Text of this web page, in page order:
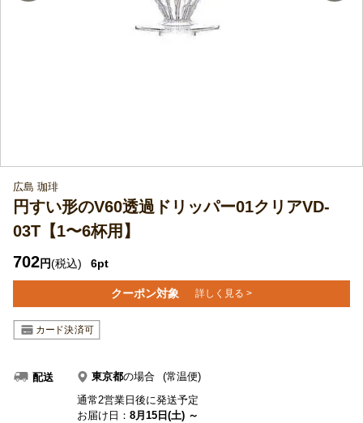
広島 珈琲
円すい形のV60透過ドリッパー01クリアVD-
03T【1〜6杯用】
702円(税込) 6pt
クーポン対象 詳しく見る >
配送 東京都の場合
(常温便)
通常2営業日後に発送予定
お届け日： 8月15日(土) ～